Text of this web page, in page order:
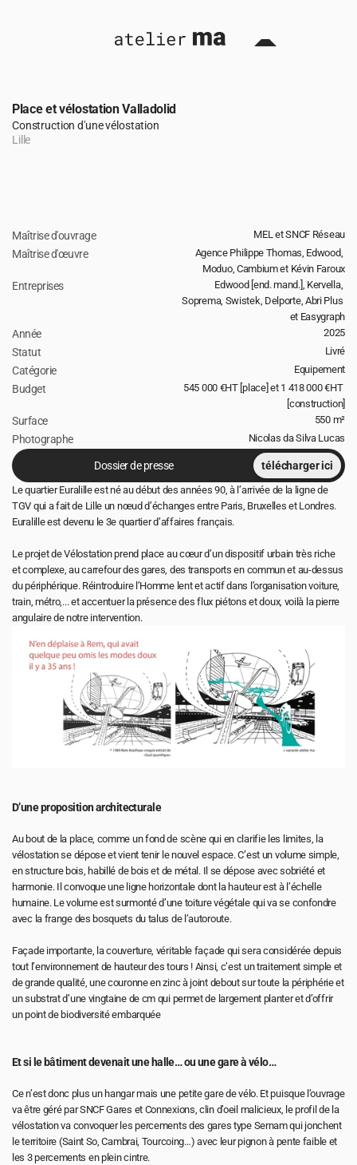
Place et vélostation Valladolid
Construction d'une vélostation
Lille
retour
Maîtrise d'ouvrage MEL et SNCF Réseau
Maîtrise d'œuvre
Agence Philippe Thomas, Edwood,
Moduo, Cambium et Kévin Faroux
Entreprises
Edwood [end. mand.], Kervella,
Soprema, Swistek, Delporte, Abri Plus
et Easygraph
Année 2025
Statut Livré
Catégorie Equipement
Budget
545 000 €HT [place] et 1 418 000 €HT
[construction]
Surface 550 m²
Photographe Nicolas da Silva Lucas
Dossier de presse télécharger ici
Le quartier Euralille est né au début des années 90, à l’arrivée de la ligne de
TGV qui a fait de Lille un nœud d’échanges entre Paris, Bruxelles et Londres.
Euralille est devenu le 3e quartier d’affaires français.
Le projet de Vélostation prend place au cœur d’un dispositif urbain très riche
et complexe, au carrefour des gares, des transports en commun et au-dessus
du périphérique. Réintroduire l’Homme lent et actif dans l’organisation voiture,
train, métro,... et accentuer la présence des flux piétons et doux, voilà la pierre
angulaire de notre intervention.
D’une proposition architecturale
Au bout de la place, comme un fond de scène qui en clarifie les limites, la
vélostation se dépose et vient tenir le nouvel espace. C’est un volume simple,
en structure bois, habillé de bois et de métal. Il se dépose avec sobriété et
harmonie. Il convoque une ligne horizontale dont la hauteur est à l’échelle
humaine. Le volume est surmonté d’une toiture végétale qui va se confondre
avec la frange des bosquets du talus de l’autoroute.
Façade importante, la couverture, véritable façade qui sera considérée depuis
tout l’environnement de hauteur des tours ! Ainsi, c’est un traitement simple et
de grande qualité, une couronne en zinc à joint debout sur toute la périphérie et
un substrat d’une vingtaine de cm qui permet de largement planter et d’offrir
un point de biodiversité embarquée
Et si le bâtiment devenait une halle… ou une gare à vélo…
Ce n’est donc plus un hangar mais une petite gare de vélo. Et puisque l’ouvrage
va être géré par SNCF Gares et Connexions, clin d’oeil malicieux, le profil de la
vélostation va convoquer les percements des gares type Sernam qui jonchent
le territoire (Saint So, Cambrai, Tourcoing…) avec leur pignon à pente faible et
les 3 percements en plein cintre.